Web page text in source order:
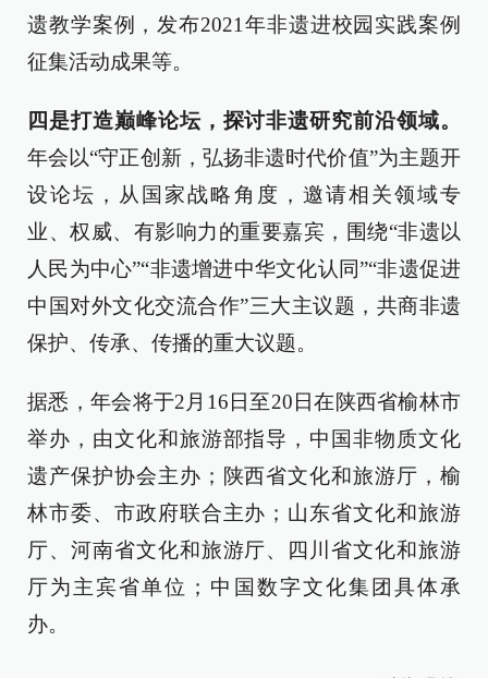
遗教学案例，发布2021年非遗进校园实践案例
征集活动成果等。
四是打造巅峰论坛，探讨非遗研究前沿领域。
年会以“守正创新，弘扬非遗时代价值”为主题开
设论坛，从国家战略角度，邀请相关领域专
业、权威、有影响力的重要嘉宾，围绕“非遗以
人民为中心”“非遗增进中华文化认同”“非遗促进
中国对外文化交流合作”三大主议题，共商非遗
保护、传承、传播的重大议题。
据悉，年会将于2月16日至20日在陕西省榆林市
举办，由文化和旅游部指导，中国非物质文化
遗产保护协会主办；陕西省文化和旅游厅，榆
林市委、市政府联合主办；山东省文化和旅游
厅、河南省文化和旅游厅、四川省文化和旅游
厅为主宾省单位；中国数字文化集团具体承
办。